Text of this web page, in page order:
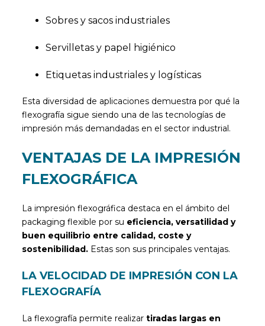
Sobres y sacos industriales
Servilletas y papel higiénico
Etiquetas industriales y logísticas
Esta diversidad de aplicaciones demuestra por qué la
flexografía sigue siendo una de las tecnologías de
impresión más demandadas en el sector industrial.
VENTAJAS DE LA IMPRESIÓN
FLEXOGRÁFICA
La impresión flexográfica destaca en el ámbito del
packaging flexible por su eficiencia, versatilidad y
buen equilibrio entre calidad, coste y
sostenibilidad. Estas son sus principales ventajas.
LA VELOCIDAD DE IMPRESIÓN CON LA
FLEXOGRAFÍA
La flexografía permite realizartiradas largas en